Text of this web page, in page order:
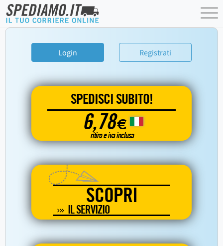
Login Registrati
SPEDISCI SUBITO!
6,78€
ritiro e iva inclusa
SCOPRI
IL SERVIZIO